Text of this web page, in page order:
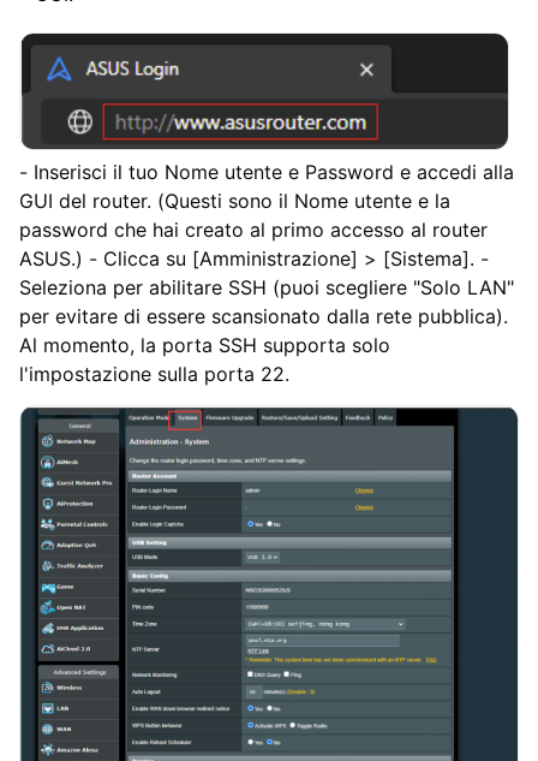
- Inserisci il tuo Nome utente e Password e accedi alla
GUI del router. (Questi sono il Nome utente e la
password che hai creato al primo accesso al router
ASUS.) - Clicca su [Amministrazione] > [Sistema]. -
Seleziona per abilitare SSH (puoi scegliere "Solo LAN"
per evitare di essere scansionato dalla rete pubblica).
Al momento, la porta SSH supporta solo
l'impostazione sulla porta 22.